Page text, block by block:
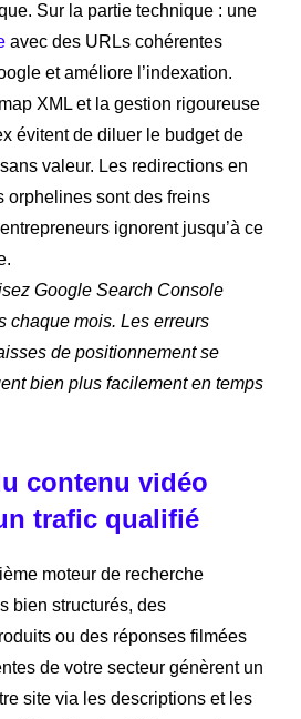
Sur la partie technique : une
avec des URLs cohérentes
et améliore l’indexation.
XML et la gestion rigoureuse
évitent de diluer le budget de
valeur. Les redirections en
orphelines sont des freins
ignorent jusqu’à ce
Google Search Console
chaque mois. Les erreurs
de positionnement se
bien plus facilement en temps
contenu vidéo
trafic qualifié
moteur de recherche
bien structurés, des
ou des réponses filmées
de votre secteur génèrent un
site via les descriptions et les